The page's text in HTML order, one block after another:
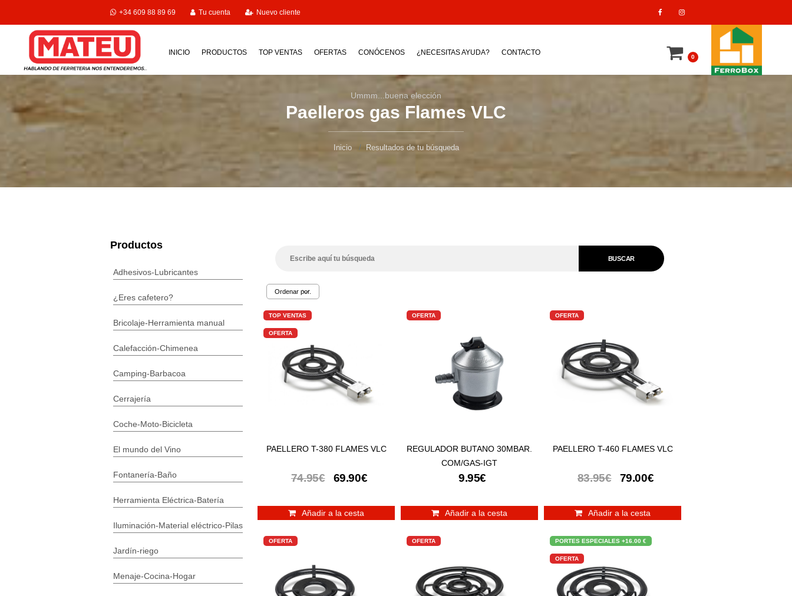
+34 609 88 89 69 Tu cuenta Nuevo cliente
0
INICIO PRODUCTOS TOP VENTAS OFERTAS CONÓCENOS ¿NECESITAS AYUDA? CONTACTO
Ummm...buena elección
Paelleros gas Flames VLC
Inicio Resultados de tu búsqueda
Productos
Adhesivos-Lubricantes
¿Eres cafetero?
Bricolaje-Herramienta manual
Calefacción-Chimenea
Camping-Barbacoa
Cerrajería
Coche-Moto-Bicicleta
El mundo del Vino
Fontanería-Baño
Herramienta Eléctrica-Batería
Iluminación-Material eléctrico-Pilas
Jardín-riego
Menaje-Cocina-Hogar
BUSCAR
TOP VENTAS
OFERTA
PAELLERO T-380 FLAMES VLC
74.95€ 69.90€
Añadir a la cesta
OFERTA
REGULADOR BUTANO 30MBAR.
COM/GAS-IGT
9.95€
Añadir a la cesta
OFERTA
PAELLERO T-460 FLAMES VLC
83.95€ 79.00€
Añadir a la cesta
OFERTA OFERTA PORTES ESPECIALES +16.00 €
OFERTA